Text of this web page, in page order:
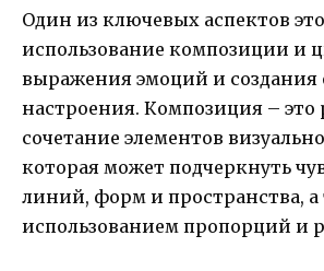
Один из ключевых аспектов
использование композиции и
выражения эмоций и создания
настроения. Композиция – это
сочетание элементов
которая может подчеркнуть
линий, форм и пространства, а
использованием пропорций и